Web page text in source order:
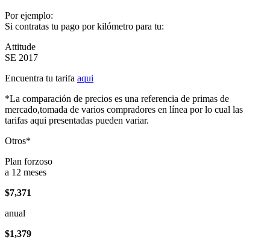
Por ejemplo:
Si contratas tu pago por kilómetro para tu:
Attitude
SE 2017
Encuentra tu tarifa aqui
*La comparación de precios es una referencia de primas de
mercado,tomada de varios compradores en línea por lo cual las
tarifas aqui presentadas pueden variar.
Otros*
Plan forzoso
a 12 meses
$7,371
anual
$1,379